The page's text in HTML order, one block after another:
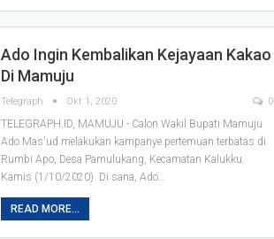
Ado Ingin Kembalikan Kejayaan Kakao
Di Mamuju
Telegraph Okt 1, 2020 0
TELEGRAPH.ID, MAMUJU - Calon Wakil Bupati Mamuju
Ado Mas'ud melakukan kampanye pertemuan terbatas di
Rumbi Apo, Desa Pamulukang, Kecamatan Kalukku.
Kamis (1/10/2020). Di sana, Ado
READ MORE...